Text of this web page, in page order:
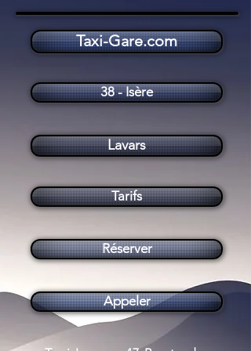
Tarifs
Taxi Lavars (38710)
Lavars
Taxi-Gare.com
Réserver
Appeler
38 - Isère